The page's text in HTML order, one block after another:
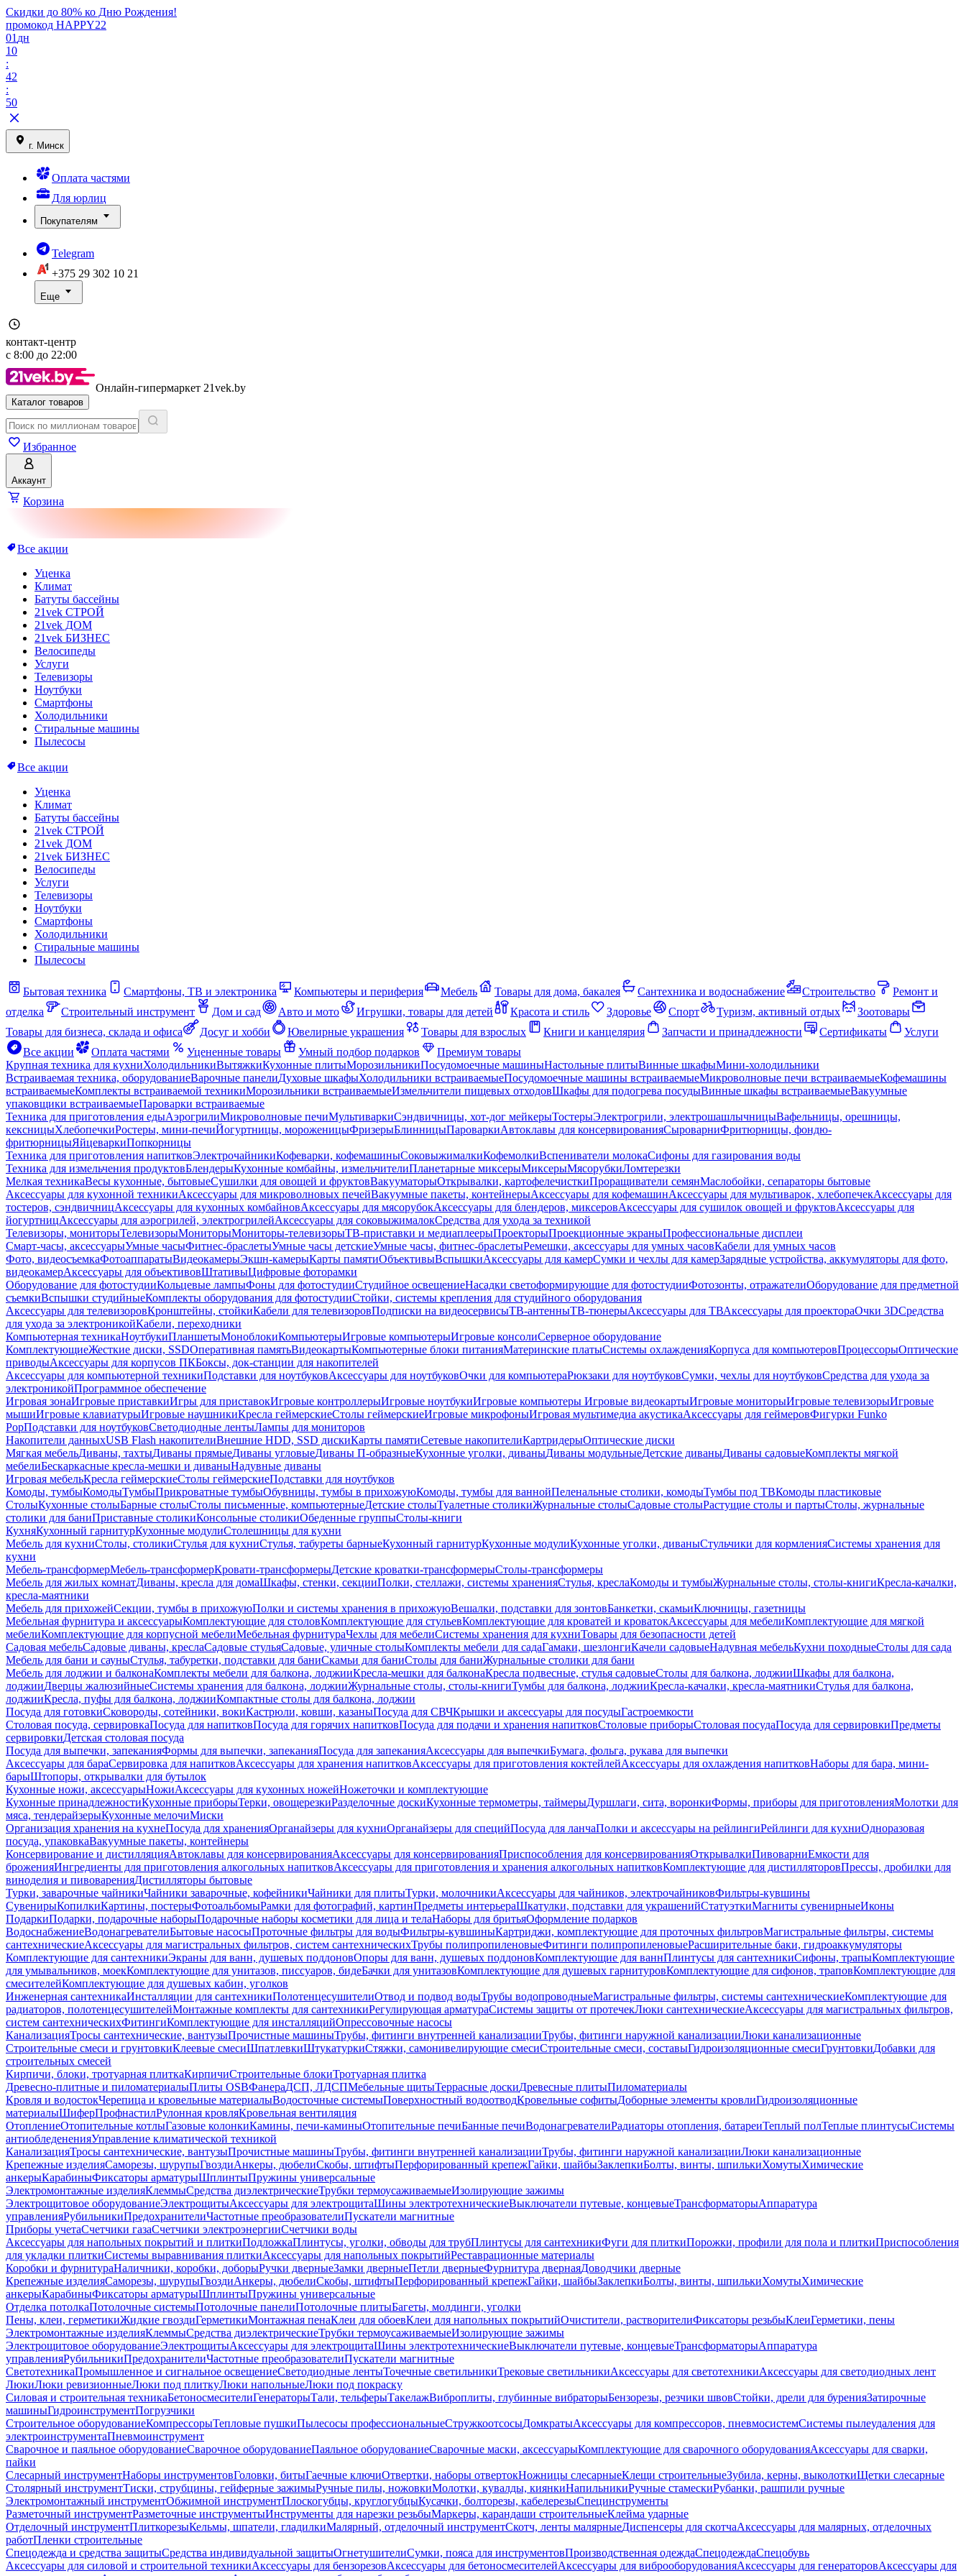
Скидки до 80% ко Дню Рождения!
промокод HAPPY22
01 дн
10
:
42
:
50
г. Минск
Оплата частями
Для юрлиц
Покупателям
Telegram
+375 29 302 10 21
Еще
контакт-центр
с 8:00 до 22:00
Онлайн-гипермаркет 21vek.by
Каталог товаров
Избранное
Аккаунт
Корзина
Все акции
Уценка
Климат
Батуты бассейны
21vek СТРОЙ
21vek ДОМ
21vek БИЗНЕС
Велосипеды
Услуги
Телевизоры
Ноутбуки
Смартфоны
Холодильники
Стиральные машины
Пылесосы
Все акции
Уценка
Климат
Батуты бассейны
21vek СТРОЙ
21vek ДОМ
21vek БИЗНЕС
Велосипеды
Услуги
Телевизоры
Ноутбуки
Смартфоны
Холодильники
Стиральные машины
Пылесосы
Бытовая техника Смартфоны, ТВ и электроника Компьютеры и периферия Мебель Товары для дома, бакалея Сантехника и водоснабжение Строительство
Ремонт и
отделка
Строительный инструмент Дом и сад Авто и мото Игрушки, товары для детей Красота и стиль Здоровье Спорт Туризм, активный отдых
Зоотовары
Товары для бизнеса, склада и офиса
Досуг и хобби Ювелирные украшения Товары для взрослых Книги и канцелярия Запчасти и принадлежности Сертификаты
Услуги
Все акции
Оплата частями Уцененные товары Умный подбор подарков
Премиум товары
Крупная техника для кухниХолодильникиВытяжкиКухонные плитыМорозильникиПосудомоечные машиныНастольные плитыВинные шкафыМини-холодильники
Встраиваемая техника, оборудованиеВарочные панелиДуховые шкафыХолодильники встраиваемыеПосудомоечные машины встраиваемыеМикроволновые печи встраиваемыеКофемашины
встраиваемыеКомплекты встраиваемой техникиМорозильники встраиваемыеИзмельчители пищевых отходовШкафы для подогрева посудыВинные шкафы встраиваемыеВакуумные
упаковщики встраиваемыеПароварки встраиваемые
Техника для приготовления едыАэрогрилиМикроволновые печиМультиваркиСэндвичницы, хот-дог мейкерыТостерыЭлектрогрили, электрошашлычницыВафельницы, орешницы,
кексницыХлебопечкиРостеры, мини-печиЙогуртницы, мороженицыФризерыБлинницыПароваркиАвтоклавы для консервированияСыроварниФритюрницы, фондю-
фритюрницыЯйцеваркиПопкорницы
Техника для приготовления напитковЭлектрочайникиКофеварки, кофемашиныСоковыжималкиКофемолкиВспениватели молокаСифоны для газирования воды
Техника для измельчения продуктовБлендерыКухонные комбайны, измельчителиПланетарные миксерыМиксерыМясорубкиЛомтерезки
Мелкая техникаВесы кухонные, бытовыеСушилки для овощей и фруктовВакууматорыОткрывалки, картофелечисткиПроращиватели семянМаслобойки, сепараторы бытовые
Аксессуары для кухонной техникиАксессуары для микроволновых печейВакуумные пакеты, контейнерыАксессуары для кофемашинАксессуары для мультиварок, хлебопечекАксессуары для
тостеров, сэндвичницАксессуары для кухонных комбайновАксессуары для мясорубокАксессуары для блендеров, миксеровАксессуары для сушилок овощей и фруктовАксессуары для
йогуртницАксессуары для аэрогрилей, электрогрилейАксессуары для соковыжималокСредства для ухода за техникой
Телевизоры, мониторыТелевизорыМониторыМониторы-телевизорыТВ-приставки и медиаплеерыПроекторыПроекционные экраныПрофессиональные дисплеи
Смарт-часы, аксессуарыУмные часыФитнес-браслетыУмные часы детскиеУмные часы, фитнес-браслетыРемешки, аксессуары для умных часовКабели для умных часов
Фото, видеосъемкаФотоаппаратыВидеокамерыЭкшн-камерыКарты памятиОбъективыВспышкиАксессуары для камерСумки и чехлы для камерЗарядные устройства, аккумуляторы для фото,
видеокамерАксессуары для объективовШтативыЦифровые фоторамки
Оборудование для фотостудииКольцевые лампыФоны для фотостудииСтудийное освещениеНасадки светоформирующие для фотостудииФотозонты, отражателиОборудование для предметной
съемкиВспышки студийныеКомплекты оборудования для фотостудииСтойки, системы крепления для студийного оборудования
Аксессуары для телевизоровКронштейны, стойкиКабели для телевизоровПодписки на видеосервисыТВ-антенныТВ-тюнерыАксессуары для ТВАксессуары для проектораОчки 3DСредства
для ухода за электроникойКабели, переходники
Компьютерная техникаНоутбукиПланшетыМоноблокиКомпьютерыИгровые компьютерыИгровые консолиСерверное оборудование
КомплектующиеЖесткие диски, SSDОперативная памятьВидеокартыКомпьютерные блоки питанияМатеринские платыСистемы охлажденияКорпуса для компьютеровПроцессорыОптические
приводыАксессуары для корпусов ПКБоксы, док-станции для накопителей
Аксессуары для компьютерной техникиПодставки для ноутбуковАксессуары для ноутбуковОчки для компьютераРюкзаки для ноутбуковСумки, чехлы для ноутбуковСредства для ухода за
электроникойПрограммное обеспечение
Игровая зонаИгровые приставкиИгры для приставокИгровые контроллерыИгровые ноутбукиИгровые компьютеры Игровые видеокартыИгровые мониторыИгровые телевизорыИгровые
мышиИгровые клавиатурыИгровые наушникиКресла геймерскиеСтолы геймерскиеИгровые микрофоныИгровая мультимедиа акустикаАксессуары для геймеровФигурки Funko
PopПодставки для ноутбуковСветодиодные лентыЛампы для мониторов
Накопители данныхUSB Flash накопителиВнешние HDD, SSD дискиКарты памятиСетевые накопителиКартридерыОптические диски
Мягкая мебельДиваны, тахтыДиваны прямыеДиваны угловыеДиваны П-образныеКухонные уголки, диваныДиваны модульныеДетские диваныДиваны садовыеКомплекты мягкой
мебелиБескаркасные кресла-мешки и диваныНадувные диваны
Игровая мебельКресла геймерскиеСтолы геймерскиеПодставки для ноутбуков
Комоды, тумбыКомодыТумбыПрикроватные тумбыОбувницы, тумбы в прихожуюКомоды, тумбы для ваннойПеленальные столики, комодыТумбы под ТВКомоды пластиковые
СтолыКухонные столыБарные столыСтолы письменные, компьютерныеДетские столыТуалетные столикиЖурнальные столыСадовые столыРастущие столы и партыСтолы, журнальные
столики для баниПриставные столикиКонсольные столикиОбеденные группыСтолы-книги
КухняКухонный гарнитурКухонные модулиСтолешницы для кухни
Мебель для кухниСтолы, столикиСтулья для кухниСтулья, табуреты барныеКухонный гарнитурКухонные модулиКухонные уголки, диваныСтульчики для кормленияСистемы хранения для
кухни
Мебель-трансформерМебель-трансформерКровати-трансформерыДетские кроватки-трансформерыСтолы-трансформеры
Мебель для жилых комнатДиваны, кресла для домаШкафы, стенки, секцииПолки, стеллажи, системы храненияСтулья, креслаКомоды и тумбыЖурнальные столы, столы-книгиКресла-качалки,
кресла-маятники
Мебель для прихожейСекции, тумбы в прихожуюПолки и системы хранения в прихожуюВешалки, подставки для зонтовБанкетки, скамьиКлючницы, газетницы
Мебельная фурнитура и аксессуарыКомплектующие для столовКомплектующие для стульевКомплектующие для кроватей и кроватокАксессуары для мебелиКомплектующие для мягкой
мебелиКомплектующие для корпусной мебелиМебельная фурнитураЧехлы для мебелиСистемы хранения для кухниТовары для безопасности детей
Садовая мебельСадовые диваны, креслаСадовые стульяСадовые, уличные столыКомплекты мебели для садаГамаки, шезлонгиКачели садовыеНадувная мебельКухни походныеСтолы для сада
Мебель для бани и сауныСтулья, табуретки, подставки для баниСкамьи для баниСтолы для баниЖурнальные столики для бани
Мебель для лоджии и балконаКомплекты мебели для балкона, лоджииКресла-мешки для балконаКресла подвесные, стулья садовыеСтолы для балкона, лоджииШкафы для балкона,
лоджииДверцы жалюзийныеСистемы хранения для балкона, лоджииЖурнальные столы, столы-книгиТумбы для балкона, лоджииКресла-качалки, кресла-маятникиСтулья для балкона,
лоджииКресла, пуфы для балкона, лоджииКомпактные столы для балкона, лоджии
Посуда для готовкиСковороды, сотейники, вокиКастрюли, ковши, казаныПосуда для СВЧКрышки и аксессуары для посудыГастроемкости
Столовая посуда, сервировкаПосуда для напитковПосуда для горячих напитковПосуда для подачи и хранения напитковСтоловые приборыСтоловая посудаПосуда для сервировкиПредметы
сервировкиДетская столовая посуда
Посуда для выпечки, запеканияФормы для выпечки, запеканияПосуда для запеканияАксессуары для выпечкиБумага, фольга, рукава для выпечки
Аксессуары для бараСервировка для напитковАксессуары для хранения напитковАксессуары для приготовления коктейлейАксессуары для охлаждения напитковНаборы для бара, мини-
барыШтопоры, открывалки для бутылок
Кухонные ножи, аксессуарыНожиАксессуары для кухонных ножейНожеточки и комплектующие
Кухонные принадлежностиКухонные приборыТерки, овощерезкиРазделочные доскиКухонные термометры, таймерыДуршлаги, сита, воронкиФормы, приборы для приготовленияМолотки для
мяса, тендерайзерыКухонные мелочиМиски
Организация хранения на кухнеПосуда для храненияОрганайзеры для кухниОрганайзеры для специйПосуда для ланчаПолки и аксессуары на рейлингиРейлинги для кухниОдноразовая
посуда, упаковкаВакуумные пакеты, контейнеры
Консервирование и дистилляцияАвтоклавы для консервированияАксессуары для консервированияПриспособления для консервированияОткрывалкиПивоварниЕмкости для
броженияИнгредиенты для приготовления алкогольных напитковАксессуары для приготовления и хранения алкогольных напитковКомплектующие для дистилляторовПрессы, дробилки для
виноделия и пивоваренияДистилляторы бытовые
Турки, заварочные чайникиЧайники заварочные, кофейникиЧайники для плитыТурки, молочникиАксессуары для чайников, электрочайниковФильтры-кувшины
СувенирыКопилкиКартины, постерыФотоальбомыРамки для фотографий, картинПредметы интерьераШкатулки, подставки для украшенийСтатуэткиМагниты сувенирныеИконы
ПодаркиПодарки, подарочные наборыПодарочные наборы косметики для лица и телаНаборы для бритьяОформление подарков
ВодоснабжениеВодонагревателиБытовые насосыПроточные фильтры для водыФильтры-кувшиныКартриджи, комплектующие для проточных фильтровМагистральные фильтры, системы
сантехническиеАксессуары для магистральных фильтров, систем сантехническихТрубы полипропиленовыеФитинги полипропиленовыеРасширительные баки, гидроаккумуляторы
Комплектующие для сантехникиЭкраны для ванн, душевых поддоновОпоры для ванн, душевых поддоновКомплектующие для ваннПлинтусы для сантехникиСифоны, трапыКомплектующие
для умывальников, моекКомплектующие для унитазов, писсуаров, бидеБачки для унитазовКомплектующие для душевых гарнитуровКомплектующие для сифонов, траповКомплектующие для
смесителейКомплектующие для душевых кабин, уголков
Инженерная сантехникаИнсталляции для сантехникиПолотенцесушителиОтвод и подвод водыТрубы водопроводныеМагистральные фильтры, системы сантехническиеКомплектующие для
радиаторов, полотенцесушителейМонтажные комплекты для сантехникиРегулирующая арматураСистемы защиты от протечекЛюки сантехническиеАксессуары для магистральных фильтров,
систем сантехническихФитингиКомплектующие для инсталляцийОпрессовочные насосы
КанализацияТросы сантехнические, вантузыПрочистные машиныТрубы, фитинги внутренней канализацииТрубы, фитинги наружной канализацииЛюки канализационные
Строительные смеси и грунтовкиКлеевые смесиШпатлевкиШтукатуркиСтяжки, самонивелирующие смесиСтроительные смеси, составыГидроизоляционные смесиГрунтовкиДобавки для
строительных смесей
Кирпичи, блоки, тротуарная плиткаКирпичиСтроительные блокиТротуарная плитка
Древесно-плитные и пиломатериалыПлиты OSBФанераДСП, ЛДСПМебельные щитыТеррасные доскиДревесные плитыПиломатериалы
Кровля и водостокЧерепица и кровельные материалыВодосточные системыПоверхностный водоотводКровельные софитыДоборные элементы кровлиГидроизоляционные
материалыШиферПрофнастилРулонная кровляКровельная вентиляция
ОтоплениеОтопительные котлыГазовые колонкиКамины, печи-каминыОтопительные печиБанные печиВодонагревателиРадиаторы отопления, батареиТеплый полТеплые плинтусыСистемы
антиобледененияУправление климатической техникой
КанализацияТросы сантехнические, вантузыПрочистные машиныТрубы, фитинги внутренней канализацииТрубы, фитинги наружной канализацииЛюки канализационные
Крепежные изделияСаморезы, шурупыГвоздиАнкеры, дюбелиСкобы, штифтыПерфорированный крепежГайки, шайбыЗаклепкиБолты, винты, шпилькиХомутыХимические
анкерыКарабиныФиксаторы арматурыШплинтыПружины универсальные
Электромонтажные изделияКлеммыСредства диэлектрическиеТрубки термоусаживаемыеИзолирующие зажимы
Электрощитовое оборудованиеЭлектрощитыАксессуары для электрощитаШины электротехническиеВыключатели путевые, концевыеТрансформаторыАппаратура
управленияРубильникиПредохранителиЧастотные преобразователиПускатели магнитные
Приборы учетаСчетчики газаСчетчики электроэнергииСчетчики воды
Аксессуары для напольных покрытий и плиткиПодложкаПлинтусы, уголки, обводы для трубПлинтусы для сантехникиФуги для плиткиПорожки, профили для пола и плиткиПриспособления
для укладки плиткиСистемы выравнивания плиткиАксессуары для напольных покрытийРеставрационные материалы
Коробки и фурнитураНаличники, коробки, доборыРучки дверныеЗамки дверныеПетли дверныеФурнитура двернаяДоводчики дверные
Крепежные изделияСаморезы, шурупыГвоздиАнкеры, дюбелиСкобы, штифтыПерфорированный крепежГайки, шайбыЗаклепкиБолты, винты, шпилькиХомутыХимические
анкерыКарабиныФиксаторы арматурыШплинтыПружины универсальные
Отделка потолкаПотолочные системыПотолочные панелиПотолочные плитыБагеты, молдинги, уголки
Пены, клеи, герметикиЖидкие гвоздиГерметикиМонтажная пенаКлеи для обоевКлеи для напольных покрытийОчистители, растворителиФиксаторы резьбыКлеиГерметики, пены
Электромонтажные изделияКлеммыСредства диэлектрическиеТрубки термоусаживаемыеИзолирующие зажимы
Электрощитовое оборудованиеЭлектрощитыАксессуары для электрощитаШины электротехническиеВыключатели путевые, концевыеТрансформаторыАппаратура
управленияРубильникиПредохранителиЧастотные преобразователиПускатели магнитные
СветотехникаПромышленное и сигнальное освещениеСветодиодные лентыТочечные светильникиТрековые светильникиАксессуары для светотехникиАксессуары для светодиодных лент
ЛюкиЛюки ревизионныеЛюки под плиткуЛюки напольныеЛюки под покраску
Силовая и строительная техникаБетоносмесителиГенераторыТали, тельферыТакелажВиброплиты, глубинные вибраторыБензорезы, резчики швовСтойки, дрели для буренияЗатирочные
машиныГидроинструментПогрузчики
Строительное оборудованиеКомпрессорыТепловые пушкиПылесосы профессиональныеСтружкоотсосыДомкратыАксессуары для компрессоров, пневмосистемСистемы пылеудаления для
электроинструментаПневмоинструмент
Сварочное и паяльное оборудованиеСварочное оборудованиеПаяльное оборудованиеСварочные маски, аксессуарыКомплектующие для сварочного оборудованияАксессуары для сварки,
пайки
Слесарный инструментНаборы инструментовГоловки, битыГаечные ключиОтвертки, наборы отвертокНожницы слесарныеКлещи строительныеЗубила, керны, выколоткиЩетки слесарные
Столярный инструментТиски, струбцины, гейферные зажимыРучные пилы, ножовкиМолотки, кувалды, киянкиНапильникиРучные стамескиРубанки, рашпили ручные
Электромонтажный инструментОбжимной инструментПлоскогубцы, круглогубцыКусачки, болторезы, кабелерезыСпецинструменты
Разметочный инструментРазметочные инструментыИнструменты для нарезки резьбыМаркеры, карандаши строительныеКлейма ударные
Отделочный инструментПлиткорезыКельмы, шпатели, гладилкиМалярный, отделочный инструментСкотч, ленты малярныеДиспенсеры для скотчаАксессуары для малярных, отделочных
работПленки строительные
Спецодежда и средства защитыСредства индивидуальной защитыОгнетушителиСумки, пояса для инструментовПроизводственная одеждаСпецодеждаСпецобувь
Аксессуары для силовой и строительной техникиАксессуары для бензорезовАксессуары для бетоносмесителейАксессуары для виброоборудованияАксессуары для генераторовАксессуары для